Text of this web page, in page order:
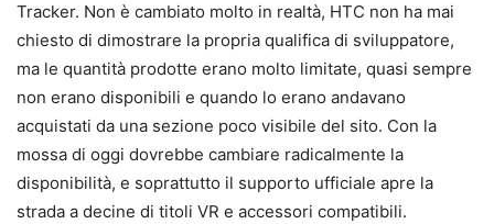
Tracker. Non è cambiato molto in realtà, HTC non ha mai
chiesto di dimostrare la propria qualifica di sviluppatore,
ma le quantità prodotte erano molto limitate, quasi sempre
non erano disponibili e quando lo erano andavano
acquistati da una sezione poco visibile del sito. Con la
mossa di oggi dovrebbe cambiare radicalmente la
disponibilità, e soprattutto il supporto ufficiale apre la
strada a decine di titoli VR e accessori compatibili.